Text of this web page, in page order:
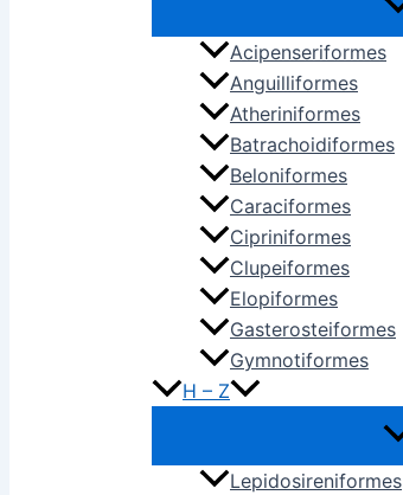
Acipenseriformes
Anguilliformes
Atheriniformes
Batrachoidiformes
Beloniformes
Caraciformes
Cipriniformes
Clupeiformes
Elopiformes
Gasterosteiformes
Gymnotiformes
H – Z
Lepidosireniformes